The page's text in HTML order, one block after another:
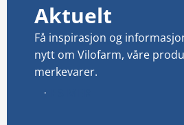
Aktuelt
Få inspirasjon og
nytt om Vilofarm, våre
merkevarer.
LES MER
VÅRE MERKEVARER
VÅRE PRODUKTER